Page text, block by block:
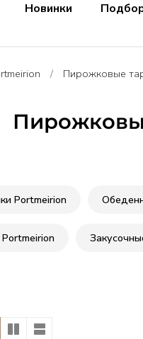
Новинки
Пирожковые
Portmeirion